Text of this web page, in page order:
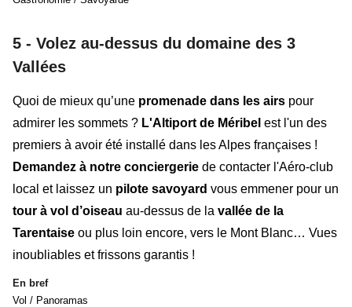
5 - Volez au-dessus du domaine des 3
Vallées
Quoi de mieux qu’une promenade dans les airs pour
admirer les sommets ? L'Altiport de Méribel est l'un des
premiers à avoir été installé dans les Alpes françaises !
Demandez à notre conciergerie de contacter l'Aéro-club
local et laissez un pilote savoyard vous emmener pour un
tour à vol d’oiseau au-dessus de la vallée de la
Tarentaise ou plus loin encore, vers le Mont Blanc… Vues
inoubliables et frissons garantis !
En bref
Vol / Panoramas